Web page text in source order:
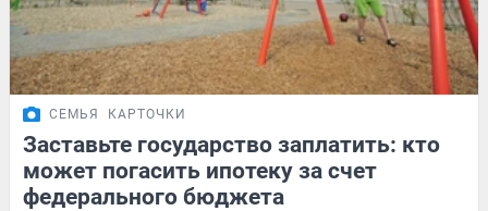
СЕМЬЯ КАРТОЧКИ
Заставьте государство заплатить: кто
может погасить ипотеку за счет
федерального бюджета